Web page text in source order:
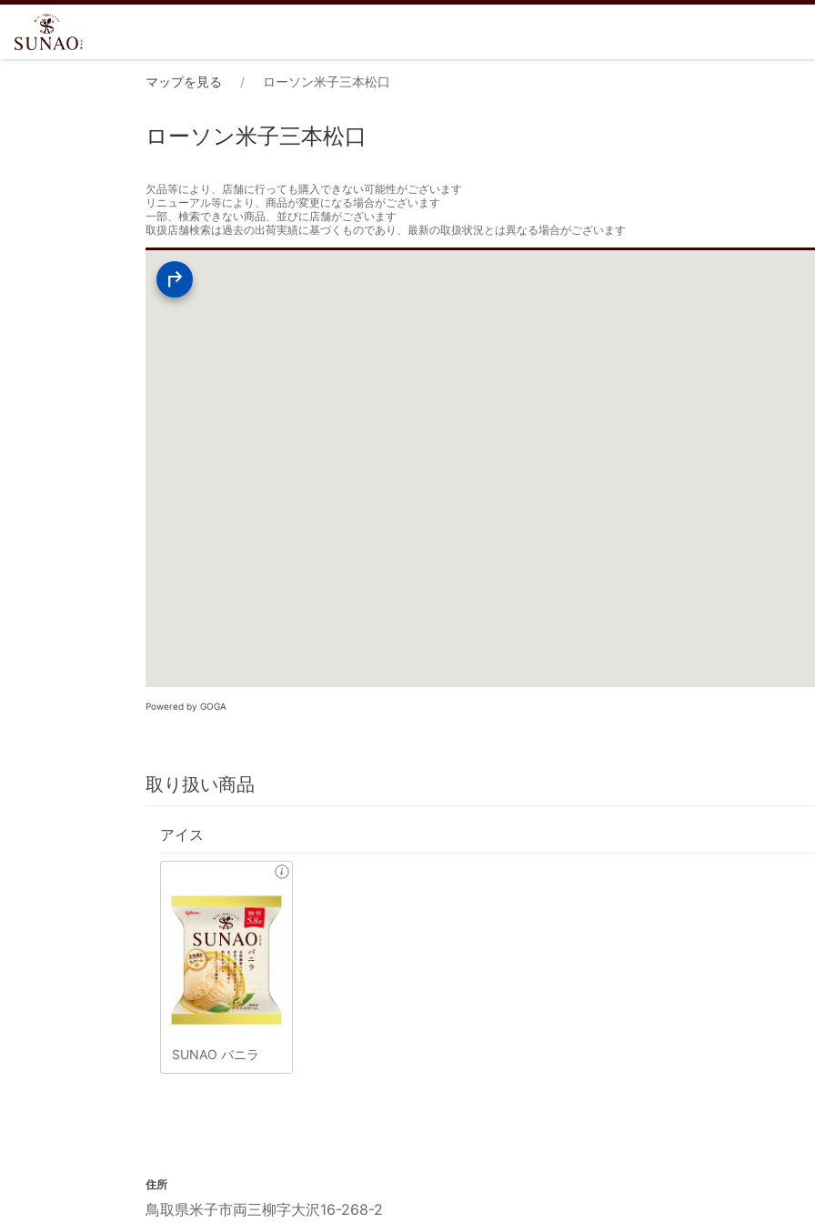
マップを見る ローソン米子三本松口
ローソン米子三本松口
欠品等により、店舗に行っても購入できない可能性がございます
リニューアル等により、商品が変更になる場合がございます
一部、検索できない商品、並びに店舗がございます
取扱店舗検索は過去の出荷実績に基づくものであり、最新の取扱状況とは異なる場合がございます
Powered by GOGA
取り扱い商品
アイス
SUNAO バニラ
住所
鳥取県米子市両三柳字大沢16-268-2